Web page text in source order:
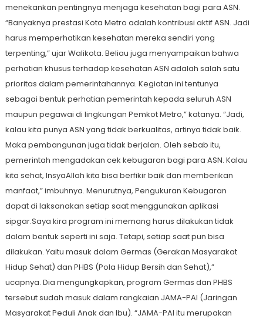
menekankan pentingnya menjaga kesehatan bagi para ASN.
“Banyaknya prestasi Kota Metro adalah kontribusi aktif ASN. Jadi
harus memperhatikan kesehatan mereka sendiri yang
terpenting,” ujar Walikota. Beliau juga menyampaikan bahwa
perhatian khusus terhadap kesehatan ASN adalah salah satu
prioritas dalam pemerintahannya. Kegiatan ini tentunya
sebagai bentuk perhatian pemerintah kepada seluruh ASN
maupun pegawai di lingkungan Pemkot Metro,” katanya. “Jadi,
kalau kita punya ASN yang tidak berkualitas, artinya tidak baik.
Maka pembangunan juga tidak berjalan. Oleh sebab itu,
pemerintah mengadakan cek kebugaran bagi para ASN. Kalau
kita sehat, InsyaAllah kita bisa berfikir baik dan memberikan
manfaat,” imbuhnya. Menurutnya, Pengukuran Kebugaran
dapat di laksanakan setiap saat menggunakan aplikasi
sipgar.Saya kira program ini memang harus dilakukan tidak
dalam bentuk seperti ini saja. Tetapi, setiap saat pun bisa
dilakukan. Yaitu masuk dalam Germas (Gerakan Masyarakat
Hidup Sehat) dan PHBS (Pola Hidup Bersih dan Sehat),”
ucapnya. Dia mengungkapkan, program Germas dan PHBS
tersebut sudah masuk dalam rangkaian JAMA-PAI (Jaringan
Masyarakat Peduli Anak dan Ibu). “JAMA-PAI itu merupakan